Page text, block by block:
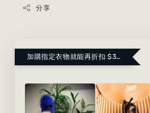
分享
加購指定衣物就能再折扣 $300 ！點這裡看更多～